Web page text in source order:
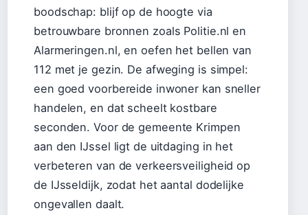
boodschap: blijf op de hoogte via
betrouwbare bronnen zoals Politie.nl en
Alarmeringen.nl, en oefen het bellen van
112 met je gezin. De afweging is simpel:
een goed voorbereide inwoner kan sneller
handelen, en dat scheelt kostbare
seconden. Voor de gemeente Krimpen
aan den IJssel ligt de uitdaging in het
verbeteren van de verkeersveiligheid op
de IJsseldijk, zodat het aantal dodelijke
ongevallen daalt.